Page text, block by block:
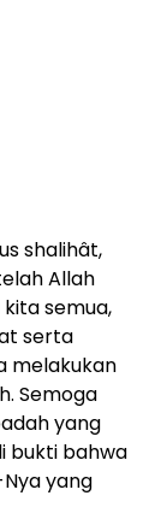
shalihât,
Allah
semua,
serta
melakukan
Semoga
yang
bukti bahwa
yang